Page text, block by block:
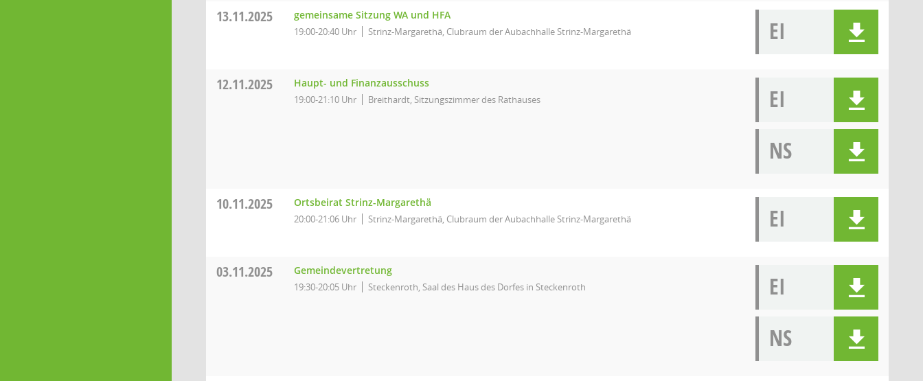
13.11.2025 gemeinsame Sitzung WA und HFA
19:00-20:40 Uhr Strinz-Margarethä, Clubraum der Aubachhalle Strinz-Margarethä EI
12.11.2025 Haupt- und Finanzausschuss
19:00-21:10 Uhr Breithardt, Sitzungszimmer des Rathauses
EI
NS
10.11.2025 Ortsbeirat Strinz-Margarethä
20:00-21:06 Uhr Strinz-Margarethä, Clubraum der Aubachhalle Strinz-Margarethä EI
03.11.2025 Gemeindevertretung
19:30-20:05 Uhr Steckenroth, Saal des Haus des Dorfes in Steckenroth
EI
NS